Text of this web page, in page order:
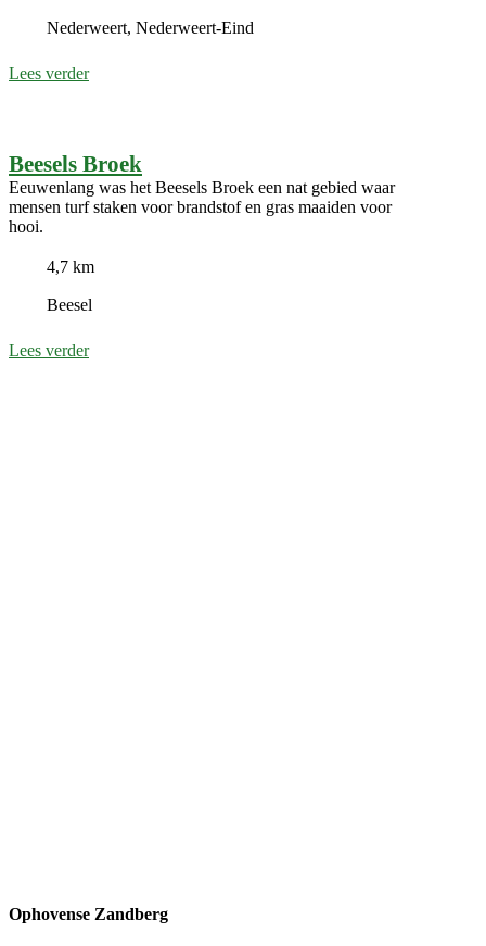
Nederweert, Nederweert-Eind
Lees verder
Beesels Broek
Eeuwenlang was het Beesels Broek een nat gebied waar
mensen turf staken voor brandstof en gras maaiden voor
hooi.
4,7 km
Beesel
Lees verder
Ophovense Zandberg